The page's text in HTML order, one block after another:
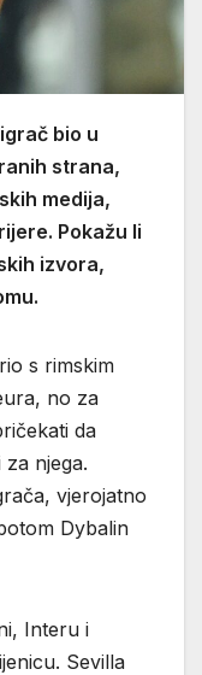
bio u
strana,
medija,
Pokažu li
izvora,
s rimskim
no za
da
njega.
vjerojatno
Dybalin
Interu i
Sevilla